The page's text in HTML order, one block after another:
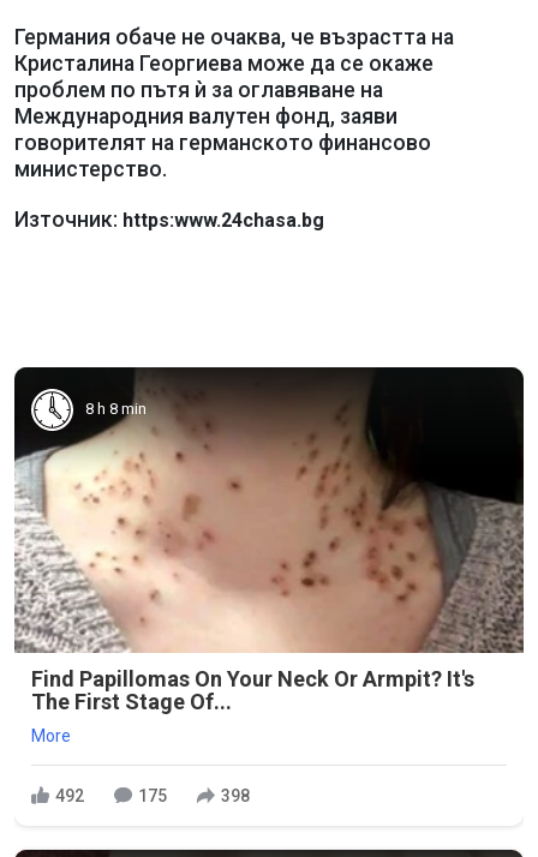
Германия обаче не очаква, че възрастта на
Кристалина Георгиева може да се окаже
проблем по пътя ѝ за оглавяване на
Международния валутен фонд, заяви
говорителят на германското финансово
министерство.
Източник: https:www.24chasa.bg
8 h 8 min
Find Papillomas On Your Neck Or Armpit? It's
The First Stage Of...
More
492 175 398